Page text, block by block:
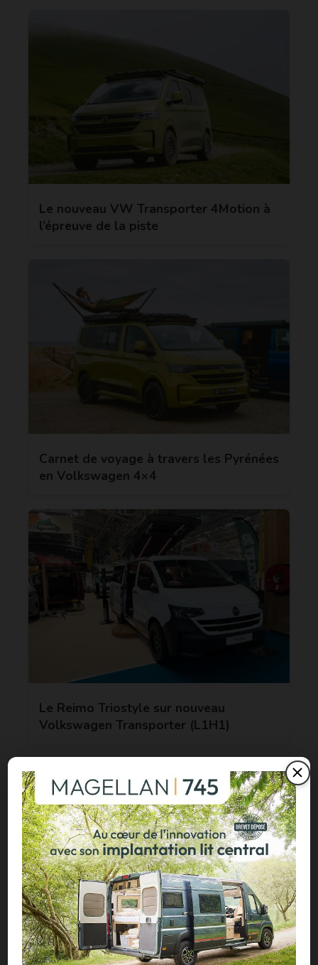
Le nouveau VW Transporter 4Motion à
l’épreuve de la piste
Carnet de voyage à travers les Pyrénées
en Volkswagen 4×4
Le Reimo Triostyle sur nouveau
Volkswagen Transporter (L1H1)
CONTENU SPONSORISÉ